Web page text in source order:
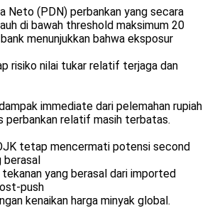
Neto (PDN) perbankan yang secara
di bawah threshold maksimum 20
menunjukkan bahwa eksposur
risiko nilai tukar relatif terjaga dan
immediate dari pelemahan rupiah
perbankan relatif masih terbatas.
tetap mencermati potensi second
berasal
yang berasal dari imported
push
kenaikan harga minyak global.